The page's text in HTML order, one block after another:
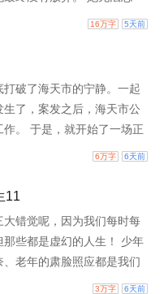
手，替自己一次次将伤心的
亲人的人一个个离去了……
，令人意想不到的意外又发
到了她的身边。 爱情的力
16万字 5天前
破了海天市的宁静。一起
了，案发之后，海天市公
。 于是，就开始了一场正
6万字 6天前
11
大错觉呢，因为我们每时每
些都是虚幻的人生！ 少年
老年的肃脸照应都是我们
的我与你、故事中的我与
3万字 6天前